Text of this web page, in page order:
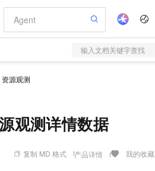
输入文档关键字查找
资源观测
观测详情数据
复制 MD 格式 产品详情 我的收藏
图片和视频生成
负载均衡 SLB
快速构建企业级数据分析 Agent
AI 场景体验
AI 电商营销
配置报价器
基础软件
宝塔 Linux
CentOS
Docker
产品伙伴合作计划
云存储合作计划
数据库合作计划
阿里云认证
全部认证
训练营
市场活动
云栖大会
活动全景